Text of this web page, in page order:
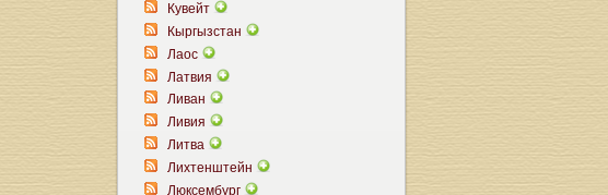
Кувейт
Кыргызстан
Лаос
Латвия
Ливан
Ливия
Литва
Лихтенштейн
Люксембург